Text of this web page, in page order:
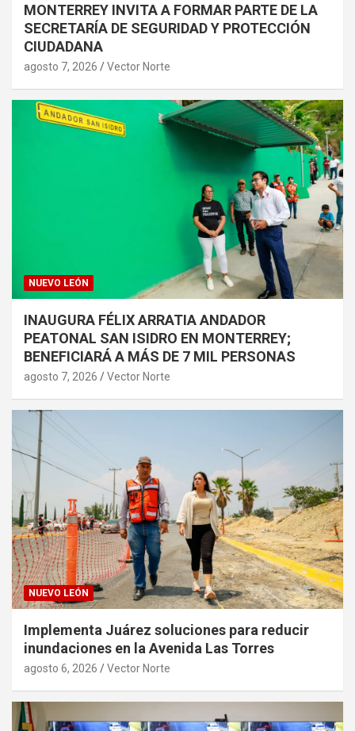
MONTERREY INVITA A FORMAR PARTE DE LA
SECRETARÍA DE SEGURIDAD Y PROTECCIÓN
CIUDADANA
agosto 7, 2026 Vector Norte
NUEVO LEÓN
INAUGURA FÉLIX ARRATIA ANDADOR
PEATONAL SAN ISIDRO EN MONTERREY;
BENEFICIARÁ A MÁS DE 7 MIL PERSONAS
agosto 7, 2026 Vector Norte
NUEVO LEÓN
Implementa Juárez soluciones para reducir
inundaciones en la Avenida Las Torres
agosto 6, 2026 Vector Norte